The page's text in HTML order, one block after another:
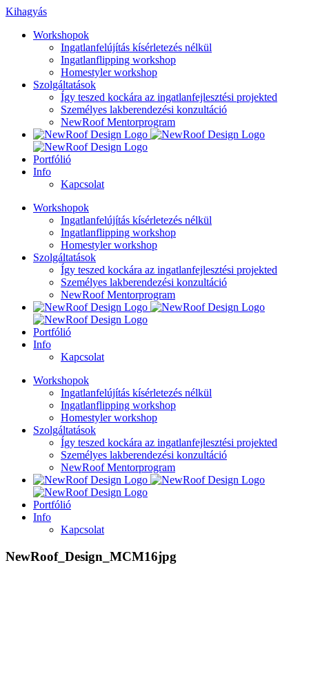
Kihagyás
Workshopok
Ingatlanfelújítás kísérletezés nélkül
Ingatlanflipping workshop
Homestyler workshop
Szolgáltatások
Így teszed kockára az ingatlanfejlesztési projekted
Személyes lakberendezési konzultáció
NewRoof Mentorprogram
Portfólió
Info
Kapcsolat
Workshopok
Ingatlanfelújítás kísérletezés nélkül
Ingatlanflipping workshop
Homestyler workshop
Szolgáltatások
Így teszed kockára az ingatlanfejlesztési projekted
Személyes lakberendezési konzultáció
NewRoof Mentorprogram
Portfólió
Info
Kapcsolat
Workshopok
Ingatlanfelújítás kísérletezés nélkül
Ingatlanflipping workshop
Homestyler workshop
Szolgáltatások
Így teszed kockára az ingatlanfejlesztési projekted
Személyes lakberendezési konzultáció
NewRoof Mentorprogram
Portfólió
Info
Kapcsolat
NewRoof_Design_MCM16jpg